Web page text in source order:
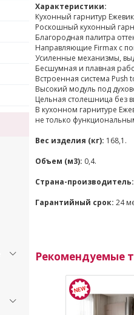
Характеристики:
Кухонный гарнитур
Роскошный кухонный
Благородная палитра
Направляющие Firmax с
Усиленные механизмы,
Бесшумная и плавная
Встроенная система
Высокий модуль под
Цельная столешница без
В кухонном гарнитуре
не только
Вес изделия (кг): 168,1.
Объем (м3): 0,4.
Страна-производитель:
Гарантийный срок: 24
Рекомендуемые